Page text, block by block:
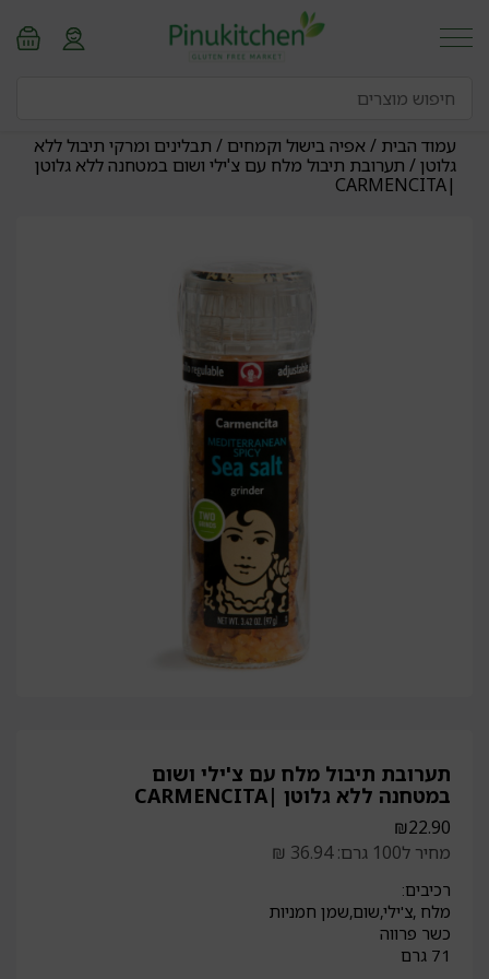
עמוד הבית /אפיה בישול וקמחים / תבלינים ומרקי תיבול ללא
גלוטן/ תערובת תיבול מלח עם צ'ילי ושום במטחנה ללא גלוטן
|CARMENCITA
תערובת תיבול מלח עם צ'ילי ושום
במטחנה ללא גלוטן |CARMENCITA
₪22.90
מחיר ל100 גרם: 36.94 ₪
רכיבים:
מלח ,צ'ילי,שום,שמן חמניות
כשר פרווה
71 גרם